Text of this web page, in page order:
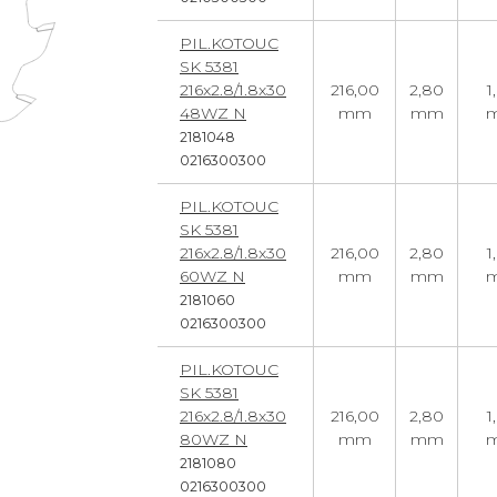
PIL.KOTOUC
SK 5381
216x2.8/1.8x30
48WZ N
2181048
0216300300
216,00
mm
2,80
mm
PIL.KOTOUC
SK 5381
216x2.8/1.8x30
60WZ N
2181060
0216300300
216,00
mm
2,80
mm
PIL.KOTOUC
SK 5381
216x2.8/1.8x30
80WZ N
2181080
0216300300
216,00
mm
2,80
mm